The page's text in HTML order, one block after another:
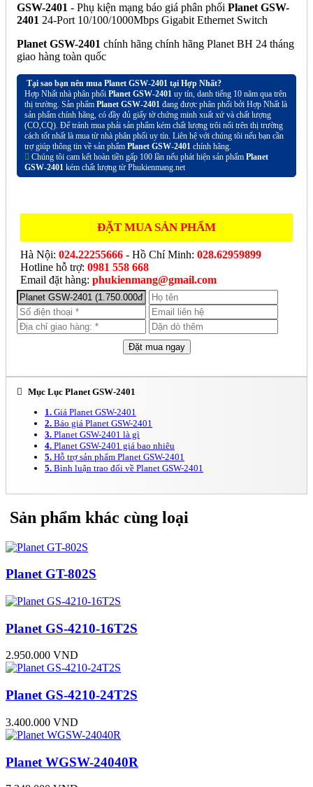
GSW-2401 - Phụ kiện mạng báo giá phân phối Planet GSW-
2401 24-Port 10/100/1000Mbps Gigabit Ethernet Switch
Planet GSW-2401 chính hãng chính hãng Planet BH 24 tháng
giao hàng toàn quốc
Tại sao bạn nên mua Planet GSW-2401 tại Hợp Nhất?
Hợp Nhất nhà phân phối Planet GSW-2401 uy tín, danh tiếng 10 năm qua trên
thị trường. Sản phẩm Planet GSW-2401 đang được phân phối bởi Hợp Nhất là
sản phẩm chính hãng, có đầy đủ giấy tờ chứng minh xuất xứ và chất lượng
(CO,CQ). Để tránh mua phải sản phẩm kém chất lượng trôi nổi trên thị trường
cách tốt nhất là mua từ nhà phân phối uy tín. Liên hệ với chúng tôi nếu bạn cần
trợ giúp thông tin về sản phẩm Planet GSW-2401 chính hãng.
Chúng tôi cam kết hoàn tiền gấp 100 lần nếu phát hiện sản phẩm Planet
GSW-2401 kém chất lượng từ Phukienmang.net
ĐẶT MUA SẢN PHẨM
Hà Nội: 024.22255666 - Hồ Chí Minh: 028.62959899
Hotline hỗ trợ: 0981 558 668
Email đặt hàng: phukienmang@gmail.com
Mục Lục Planet GSW-2401
1. Giá Planet GSW-2401
2. Báo giá Planet GSW-2401
3. Planet GSW-2401 là gì
4. Planet GSW-2401 giá bao nhiêu
5. Hỗ trợ sản phẩm Planet GSW-2401
5. Bình luận trao đổi về Planet GSW-2401
Sản phẩm khác cùng loại
Planet GT-802S
Planet GS-4210-16T2S
2.950.000 VND
Planet GS-4210-24T2S
3.400.000 VND
Planet WGSW-24040R